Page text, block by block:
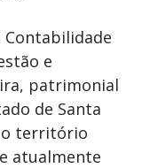
Contabilidade
e
patrimonial
de Santa
o território
atualmente